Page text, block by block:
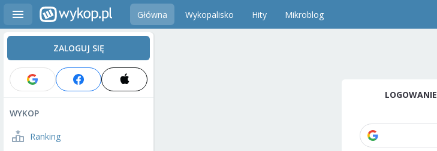
Główna Wykopalisko Hity Mikroblog
ZALOGUJ SIĘ
WYKOP
Ranking
LOGOWANIE